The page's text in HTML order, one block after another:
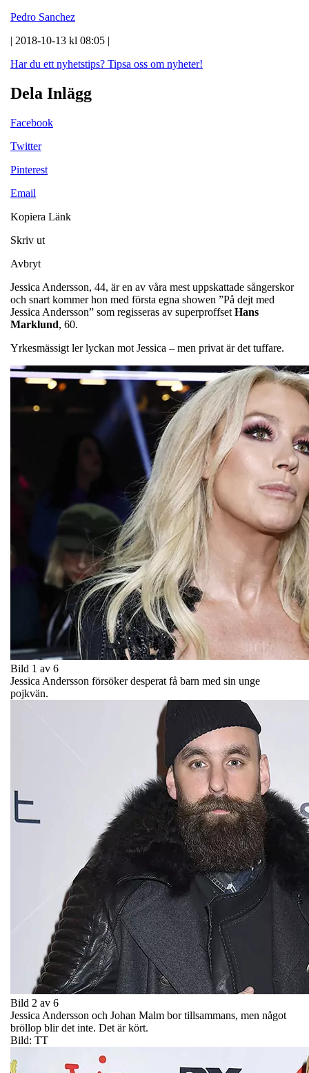
Pedro Sanchez
| 2018-10-13 kl 08:05 |
Har du ett nyhetstips? Tipsa oss om nyheter!
Dela Inlägg
Facebook
Twitter
Pinterest
Email
Kopiera Länk
Skriv ut
Avbryt
Jessica Andersson, 44, är en av våra mest uppskattade sångerskor
och snart kommer hon med första egna showen ”På dejt med
Jessica Andersson” som regisseras av superproffset Hans
Marklund, 60.
Yrkesmässigt ler lyckan mot Jessica – men privat är det tuffare.
Bild 1 av 6
Jessica Andersson försöker desperat få barn med sin unge
pojkvän.
Bild 2 av 6
Jessica Andersson och Johan Malm bor tillsammans, men något
bröllop blir det inte. Det är kört.
Bild: TT